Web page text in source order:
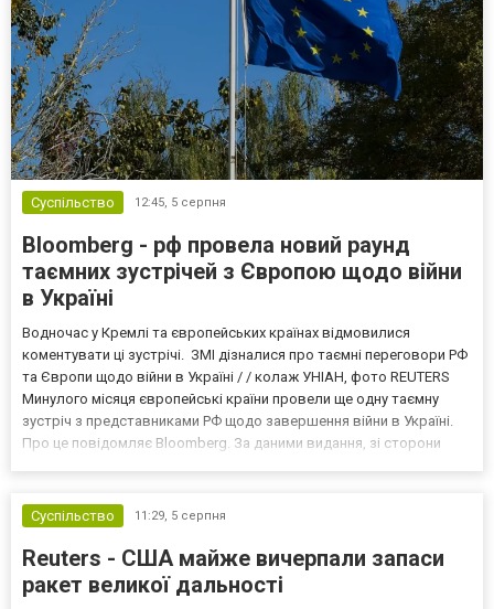
Суспільство 12:45, 5 серпня
Bloomberg - рф провела новий раунд
таємних зустрічей з Європою щодо війни
в Україні
Водночас у Кремлі та європейських країнах відмовилися
коментувати ці зустрічі. ЗМІ дізналися про таємні переговори РФ
та Європи щодо війни в Україні / / колаж УНІАН, фото REUTERS
Минулого місяця європейські країни провели ще одну таємну
зустріч з представниками РФ щодо завершення війни в Україні.
Про це повідомляє Bloomberg. За даними видання, зі сторони
Суспільство
11:29, 5 серпня
Reuters - США майже вичерпали запаси
ракет великої дальності